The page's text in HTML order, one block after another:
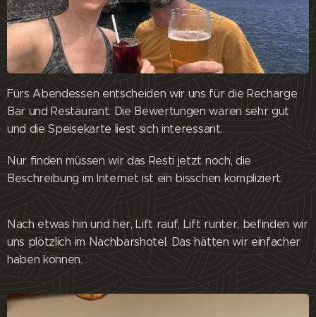
Fürs Abendessen entscheiden wir uns für die Recharge
Bar und Restaurant. Die Bewertungen waren sehr gut
und die Speisekarte liest sich interessant.
Nur finden müssen wir das Resti jetzt noch, die
Beschreibung im Internet ist ein bisschen kompliziert.
Nach etwas hin und her, Lift rauf, Lift runter, befinden wir
uns plötzlich im Nachbarshotel. Das hätten wir einfacher
haben können.